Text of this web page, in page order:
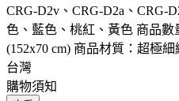
CRG-D2v、CRG-D2a、CRG-
色、藍色、桃紅、黃色 商品
(152x70 cm) 商品材質：超極
台灣
購物須知